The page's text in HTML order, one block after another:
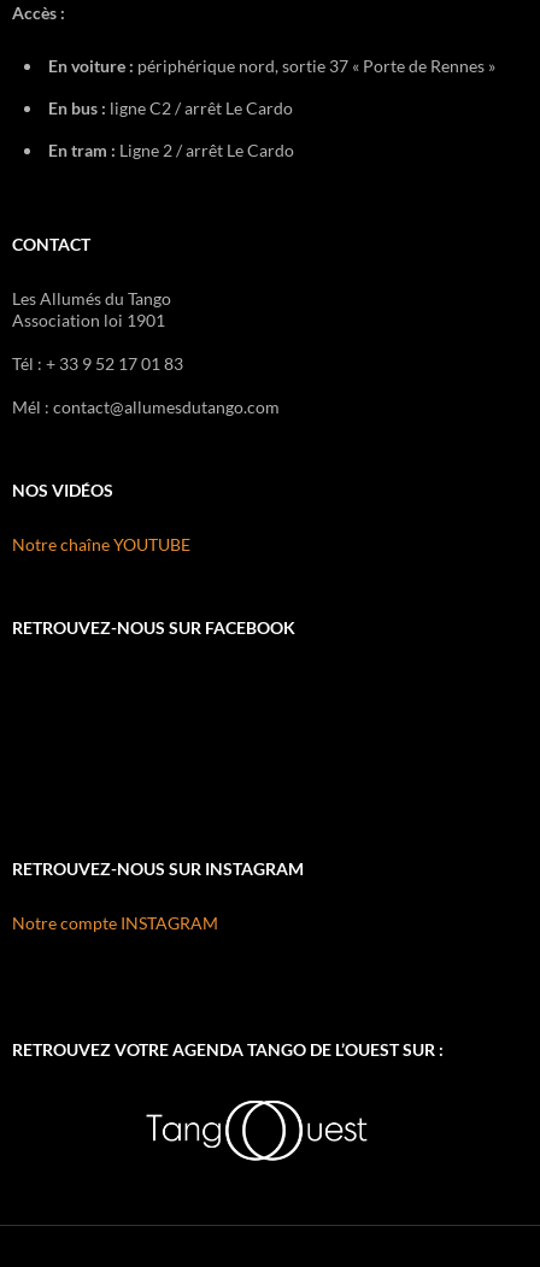
Accès :
En voiture : périphérique nord, sortie 37 « Porte de Rennes »
En bus : ligne C2 / arrêt Le Cardo
En tram : Ligne 2 / arrêt Le Cardo
CONTACT
Les Allumés du Tango
Association loi 1901
Tél : + 33 9 52 17 01 83
Mél : contact@allumesdutango.com
NOS VIDÉOS
Notre chaîne YOUTUBE
RETROUVEZ-NOUS SUR FACEBOOK
RETROUVEZ-NOUS SUR INSTAGRAM
Notre compte INSTAGRAM
RETROUVEZ VOTRE AGENDA TANGO DE L’OUEST SUR :